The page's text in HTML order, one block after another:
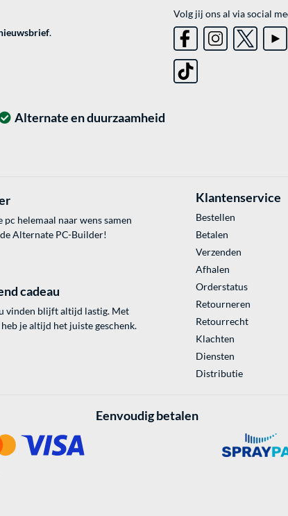
.
Volg jij ons al via social
Alternate en duurzaamheid
helemaal naar wens samen
Alternate PC-Builder!
cadeau
vinden blijft altijd lastig. Met
je altijd het juiste geschenk.
Klantenservice
Bestellen
Betalen
Verzenden
Afhalen
Orderstatus
Retourneren
Retourrecht
Klachten
Diensten
Distributie
Eenvoudig betalen